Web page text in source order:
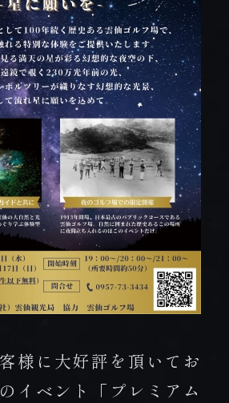
ONLINE
SHOP
オンラインショップ
73-3331
間】
/ 土・日・祝 10:00～18:00
雲仙市小浜町雲仙320番地
様に大好評を頂いてお
イベント「プレミアム